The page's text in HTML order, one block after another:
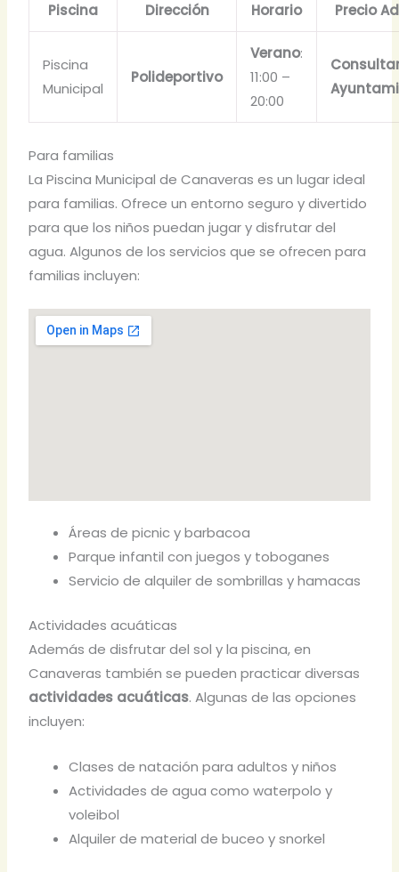
Piscina Dirección Horario Precio
Piscina
Municipal
Polideportivo
Verano:
11:00 –
20:00
Para familias
La Piscina Municipal de Canaveras es un lugar ideal
para familias. Ofrece un entorno seguro y divertido
para que los niños puedan jugar y disfrutar del
agua. Algunos de los servicios que se ofrecen para
familias incluyen:
Áreas de picnic y barbacoa
Parque infantil con juegos y toboganes
Servicio de alquiler de sombrillas y hamacas
Actividades acuáticas
Además de disfrutar del sol y la piscina, en
Canaveras también se pueden practicar diversas
actividades acuáticas. Algunas de las opciones
incluyen:
Clases de natación para adultos y niños
Actividades de agua como waterpolo y
voleibol
Alquiler de material de buceo y snorkel